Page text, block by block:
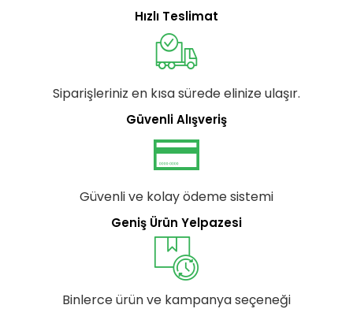
Hızlı Teslimat
Siparişleriniz en kısa sürede elinize ulaşır.
Güvenli Alışveriş
Güvenli ve kolay ödeme sistemi
Geniş Ürün Yelpazesi
Binlerce ürün ve kampanya seçeneği